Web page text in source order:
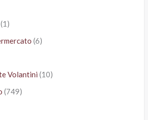
(1)
(6)
Volantini (10)
(749)